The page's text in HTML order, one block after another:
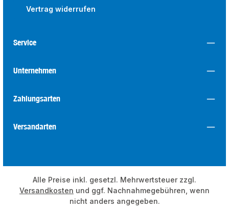
Vertrag widerrufen
Service
Unternehmen
Zahlungsarten
Versandarten
Alle Preise inkl. gesetzl. Mehrwertsteuer zzgl.
Versandkosten und ggf. Nachnahmegebühren, wenn
nicht anders angegeben.